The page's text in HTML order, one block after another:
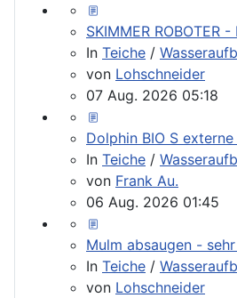
SKIMMER ROBOTER
In Teiche /
von Lohschneider
07 Aug. 2026 05:18
Dolphin BIO S
In Teiche /
von Frank Au.
06 Aug. 2026 01:45
Mulm absaugen -
In Teiche /
von Lohschneider